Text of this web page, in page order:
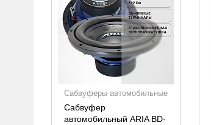
Сабвуферы автомобильные
Сабвуфер
автомобильный ARIA BD-